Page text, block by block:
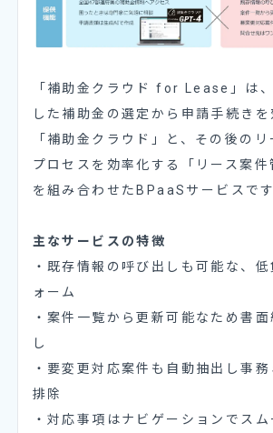
「補助金クラウド for Lease」は
した補助金の選定から申請手続きを
「補助金クラウド」と、その後の
プロセスを効率化する「リース案件
を組み合わせたBPaaSサービスです
主なサービスの特徴
・既存情報の呼び出しも可能な、低
ォーム
・案件一覧から更新可能なため書
し
・要変更対応案件も自動抽出し事
排除
・対応事項はナビゲーションでスム